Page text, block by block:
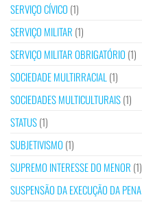
SERVIÇO CÍVICO (1)
SERVIÇO MILITAR (1)
SERVIÇO MILITAR OBRIGATÓRIO (1)
SOCIEDADE MULTIRRACIAL (1)
SOCIEDADES MULTICULTURAIS(1)
STATUS(1)
SUBJETIVISMO (1)
SUPREMO INTERESSE DO MENOR (1)
SUSPENSÃO DA EXECUÇÃO DA PENA